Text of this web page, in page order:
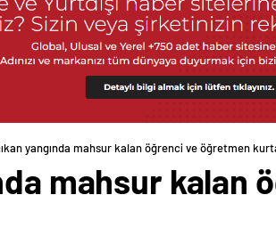
yangında mahsur kalan öğrenci ve öğretmen
mahsur